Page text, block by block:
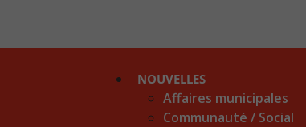
NOUVELLES
Affaires municipales
Communauté / Social